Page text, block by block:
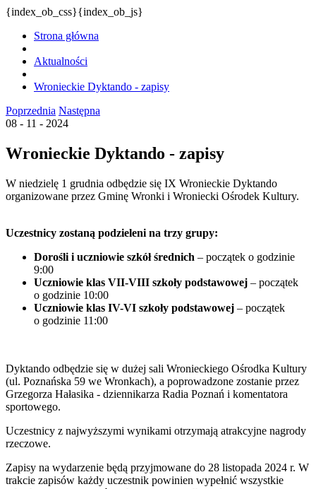
{index_ob_css}{index_ob_js}
Strona główna
Aktualności
Wronieckie Dyktando - zapisy
Poprzednia Następna
08 - 11 - 2024
Wronieckie Dyktando - zapisy
W niedzielę 1 grudnia odbędzie się IX Wronieckie Dyktando
organizowane przez Gminę Wronki i Wroniecki Ośrodek Kultury.
Uczestnicy zostaną podzieleni na trzy grupy:
Dorośli i uczniowie szkół średnich – początek o godzinie
9:00
Uczniowie klas VII-VIII szkoły podstawowej – początek
o godzinie 10:00
Uczniowie klas IV-VI szkoły podstawowej – początek
o godzinie 11:00
Dyktando odbędzie się w dużej sali Wronieckiego Ośrodka Kultury
(ul. Poznańska 59 we Wronkach), a poprowadzone zostanie przez
Grzegorza Hałasika - dziennikarza Radia Poznań i komentatora
sportowego.
Uczestnicy z najwyższymi wynikami otrzymają atrakcyjne nagrody
rzeczowe.
Zapisy na wydarzenie będą przyjmowane do 28 listopada 2024 r. W
trakcie zapisów każdy uczestnik powinien wypełnić wszystkie